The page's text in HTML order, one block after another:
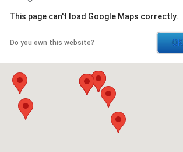
This page can't load Google Maps correctly.
Do you own this website? OK